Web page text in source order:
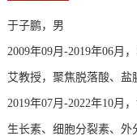
于子鹏，男
2009年09月-2019年06月
艾教授，聚焦脱落酸、盐
2019年07月-2022年10月
生长素、细胞分裂素、外